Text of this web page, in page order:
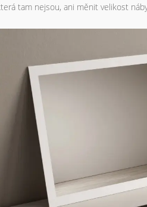
tam nejsou, ani měnit velikost